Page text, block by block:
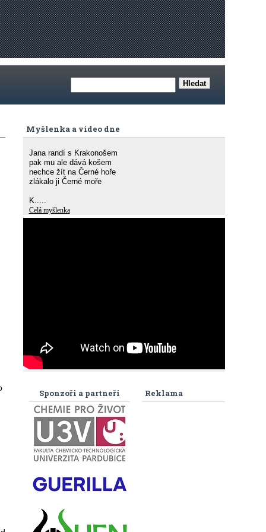
Myšlenka a video dne
Jana randí s Krakonošem
pak mu ale dává košem
nechce žít na Černé hoře
zlákalo ji Černé moře
K.....
Celá myšlenka
Reklama
Sponzoři a partneři